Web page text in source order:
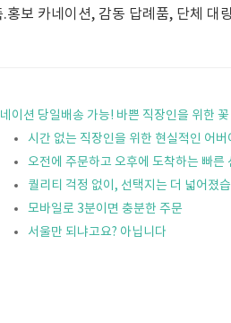
.홍보 카네이션, 감동 답례품, 단체 대
이션 당일배송 가능! 바쁜 직장인을 위한 꽃
시간 없는 직장인을 위한 현실적인 어버
오전에 주문하고 오후에 도착하는 빠른
퀄리티 걱정 없이, 선택지는 더 넓어졌
모바일로 3분이면 충분한 주문
서울만 되냐고요? 아닙니다